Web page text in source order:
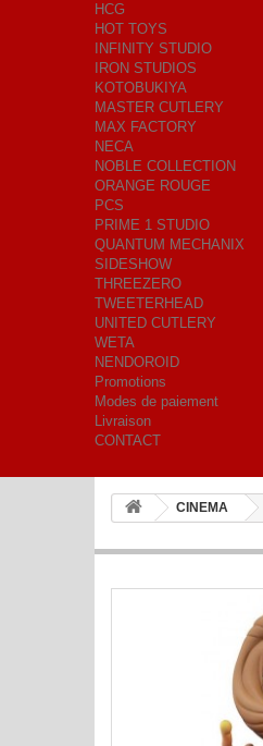
HCG
HOT TOYS
INFINITY STUDIO
IRON STUDIOS
KOTOBUKIYA
MASTER CUTLERY
MAX FACTORY
NECA
NOBLE COLLECTION
ORANGE ROUGE
PCS
PRIME 1 STUDIO
QUANTUM MECHANIX
SIDESHOW
THREEZERO
TWEETERHEAD
UNITED CUTLERY
WETA
NENDOROID
Promotions
Modes de paiement
Livraison
CONTACT
CINEMA